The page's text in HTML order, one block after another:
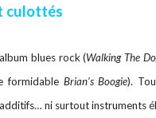
culottés
blues rock (Walking The
formidable Brian’s Boogie).
additifs… ni surtout instruments